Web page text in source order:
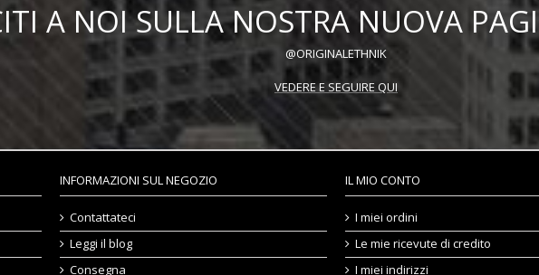
A NOI SULLA NOSTRA NUOVA
@ORIGINALETHNIK
VEDERE E SEGUIRE QUI
INFORMAZIONI SUL NEGOZIO
Contattateci
Leggi il blog
Consegna
IL MIO CONTO
I miei ordini
Le mie ricevute di credito
I miei indirizzi